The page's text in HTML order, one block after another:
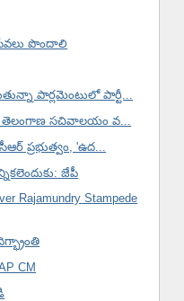
పొందాలి
పార్లమెంటులో పార్టీ...
- తెలంగాణ సచివాలయం వ...
ప్రభుత్వం, 'ఉద...
జేపీ
Rajamundry Stampede
CM